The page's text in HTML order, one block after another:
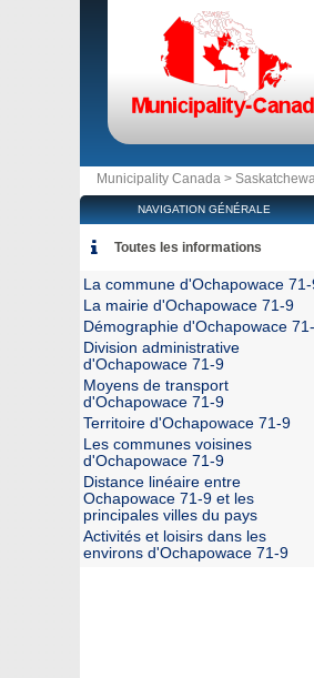
Municipality Canada >
NAVIGATION GÉNÉRALE
Toutes les informations
La commune d'Ochapowace
La mairie d'Ochapowace 71-9
Démographie d'Ochapowace
Division administrative
d'Ochapowace 71-9
Moyens de transport
d'Ochapowace 71-9
Territoire d'Ochapowace 71-9
Les communes voisines
d'Ochapowace 71-9
Distance linéaire entre
Ochapowace 71-9 et les
principales villes du pays
Activités et loisirs dans les
environs d'Ochapowace 71-9